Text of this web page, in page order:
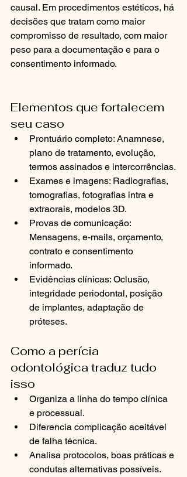
causal. Em procedimentos estéticos, há
decisões que tratam como maior
compromisso de resultado, com maior
peso para a documentação e para o
consentimento informado.
Elementos que fortalecem
seu caso
Prontuário completo: Anamnese,
plano de tratamento, evolução,
termos assinados e intercorrências.
Exames e imagens: Radiografias,
tomografias, fotografias intra e
extraorais, modelos 3D.
Provas de comunicação:
Mensagens, e-mails, orçamento,
contrato e consentimento
informado.
Evidências clínicas: Oclusão,
integridade periodontal, posição
de implantes, adaptação de
próteses.
Como a perícia
odontológica traduz tudo
isso
Organiza a linha do tempo clínica
e processual.
Diferencia complicação aceitável
de falha técnica.
Analisa protocolos, boas práticas e
condutas alternativas possíveis.